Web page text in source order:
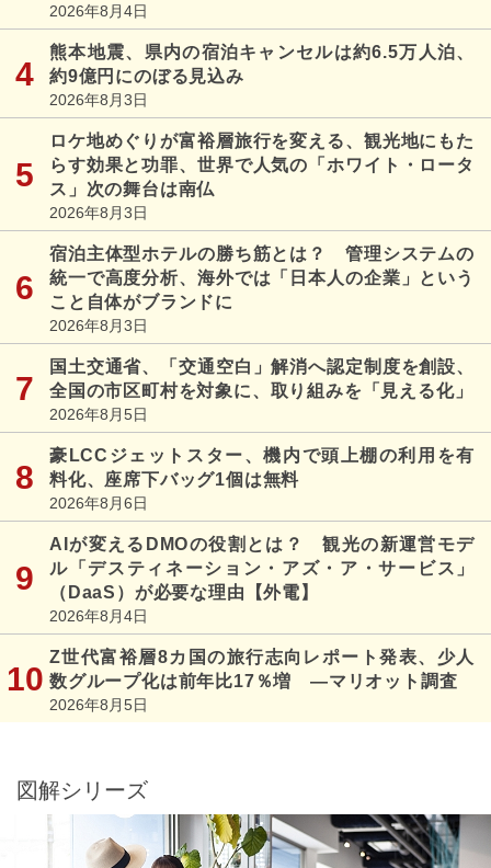
2026年8月4日
熊本地震、県内の宿泊キャンセルは約6.5万人泊、
約9億円にのぼる見込み
2026年8月3日
ロケ地めぐりが富裕層旅行を変える、観光地にもた
らす効果と功罪、世界で人気の「ホワイト・ロータ
ス」次の舞台は南仏
2026年8月3日
宿泊主体型ホテルの勝ち筋とは？ 管理システムの
統一で高度分析、海外では「日本人の企業」という
こと自体がブランドに
2026年8月3日
国土交通省、「交通空白」解消へ認定制度を創設、
全国の市区町村を対象に、取り組みを「見える化」
2026年8月5日
豪LCCジェットスター、機内で頭上棚の利用を有
料化、座席下バッグ1個は無料
2026年8月6日
AIが変えるDMOの役割とは？ 観光の新運営モデ
ル「デスティネーション・アズ・ア・サービス」
（DaaS）が必要な理由【外電】
2026年8月4日
Z世代富裕層8カ国の旅行志向レポート発表、少人
数グループ化は前年比17％増 ―マリオット調査
2026年8月5日
図解シリーズ